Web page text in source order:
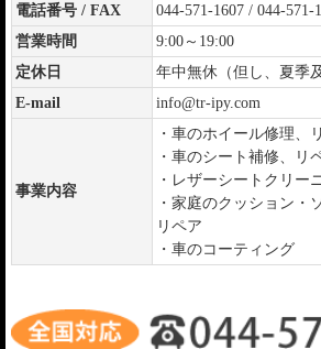
電話番号 / FAX
044-571-1607 / 044-571-
営業時間
9:00～19:00
定休日
年中無休（但し、夏季
E-mail
info@tr-ipy.com
事業内容
・車のホイール修理、
・車のシート補修、リ
・レザーシートクリー
・家庭のクッション・
リペア
・車のコーティング